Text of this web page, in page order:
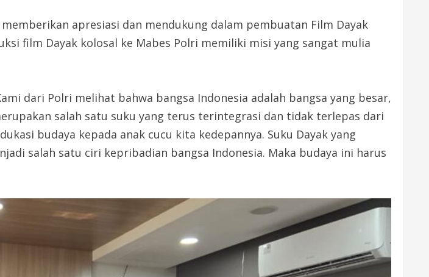
apresiasi dan mendukung dalam pembuatan Film Dayak
film Dayak kolosal ke Mabes Polri memiliki misi yang sangat mulia
dari Polri melihat bahwa bangsa Indonesia adalah bangsa yang besar,
salah satu suku yang terus terintegrasi dan tidak terlepas dari
budaya kepada anak cucu kita kedepannya. Suku Dayak yang
salah satu ciri kepribadian bangsa Indonesia. Maka budaya ini harus